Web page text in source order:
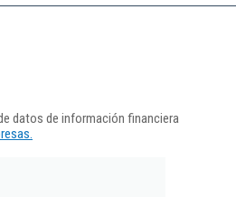
datos de información financiera